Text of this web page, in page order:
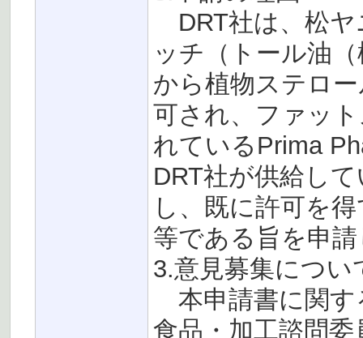
DRT社は、松ヤ
ッチ（トール油
から植物ステロ
可され、ファッ
れているPrima
DRT社が供給し
し、既に許可を
等である旨を申
3.意見募集につい
本申請書に関す
食品・加工諮問